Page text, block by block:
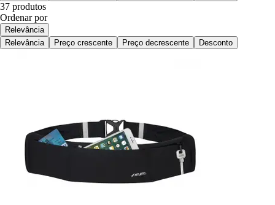
37 produtos
Ordenar por
Relevância
Relevância
Preço crescente Preço decrescente Desconto